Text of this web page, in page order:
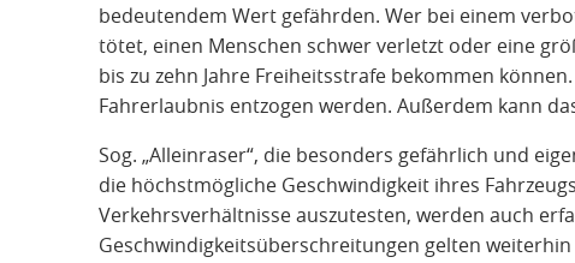
bedeutendem Wert gefährden. Wer bei einem
tötet, einen Menschen schwer verletzt oder eine
bis zu zehn Jahre Freiheitsstrafe bekommen
Fahrerlaubnis entzogen werden. Außerdem kann
Sog. „Alleinraser“, die besonders gefährlich und
die höchstmögliche Geschwindigkeit ihres
Verkehrsverhältnisse auszutesten, werden auch
Geschwindigkeitsüberschreitungen gelten